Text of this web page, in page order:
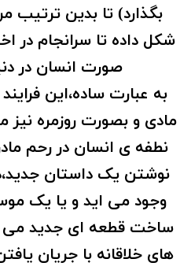
بگذارد) تا بدین ترتیب
شکل داده تا سرانجام در
صورت انسان در
به عبارت ساده،این
مادی و بصورت روزمره
نطفه ی انسان در رحم
نوشتن یک داستان
وجود می اید و یا یک
ساخت قطعه ای جدید می
های خلاقانه با جریان